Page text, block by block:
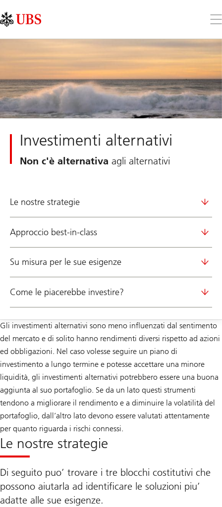
Links
Area
il
Investimenti alternativi
Non c'è alternativa agli alternativi
Le nostre strategie
Approccio best-in-class
Su misura per le sue esigenze
Come le piacerebbe investire?
Gli investimenti alternativi sono meno influenzati dal sentimento
del mercato e di solito hanno rendimenti diversi rispetto ad azioni
ed obbligazioni. Nel caso volesse seguire un piano di
investimento a lungo termine e potesse accettare una minore
liquidità, gli investimenti alternativi potrebbero essere una buona
aggiunta al suo portafoglio. Se da un lato questi strumenti
tendono a migliorare il rendimento e a diminuire la volatilità del
portafoglio, dall’altro lato devono essere valutati attentamente
per quanto riguarda i rischi connessi.
Le nostre strategie
Di seguito puo’ trovare i tre blocchi costitutivi che
possono aiutarla ad identificare le soluzioni piu’
adatte alle sue esigenze.